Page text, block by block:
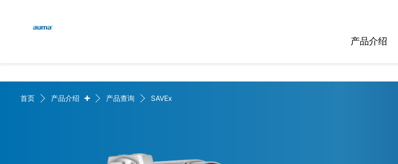
产品介绍
欧洲
Deutsch
首页 产品介绍 + 产品查询 SAVEx